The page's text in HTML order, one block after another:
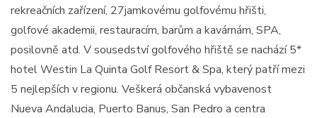
rekreačních zařízení, 27jamkovému golfovému hřišti,
golfové akademii, restauracím, barům a kavárnám, SPA,
posilovně atd. V sousedství golfového hřiště se nachází 5*
hotel Westin La Quinta Golf Resort & Spa, který patří mezi
5 nejlepších v regionu. Veškerá občanská vybavenost
Nueva Andalucia, Puerto Banus, San Pedro a centra